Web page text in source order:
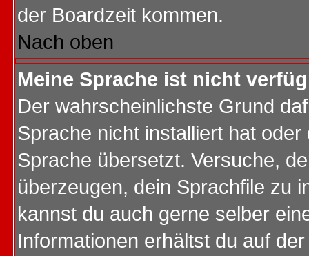
der Boardzeit kommen.
Nach oben
Meine Sprache ist nicht
Der wahrscheinlichste Grund
Sprache nicht installiert hat
Sprache übersetzt. Versuche,
überzeugen, dein Sprachfile zu
kannst du auch gerne selber
Informationen erhältst du auf